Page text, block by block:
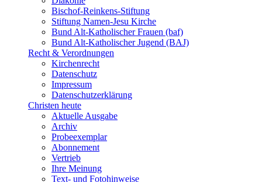
Bischof-Reinkens-Stiftung
Stiftung Namen-Jesu Kirche
Bund Alt-Katholischer Frauen (baf)
Bund Alt-Katholischer Jugend (BAJ)
Recht & Verordnungen
Kirchenrecht
Datenschutz
Impressum
Datenschutzerklärung
Christen heute
Aktuelle Ausgabe
Archiv
Probeexemplar
Abonnement
Vertrieb
Ihre Meinung
Text- und Fotohinweise